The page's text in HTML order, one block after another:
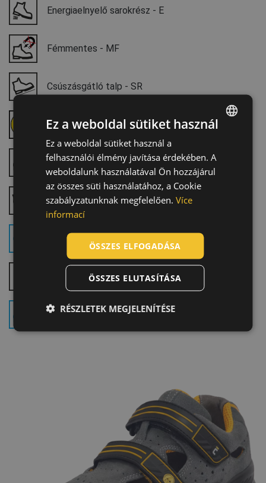
Energiaelnyelő sarokrész - E
Fémmentes - MF
Csúszásgátló talp - SR
ESD védelem - elektrosztatikus kisülés (EN
61340)
Légáteresztő felsőrész
Olaj-és üzemanyagálló talp - FO
Fémmentes átszúrás ellen védő köztalp - PL, PS
Antisztatikus lábbeli - A
Kompozit lábujjvédő - S
CZECH
HUNGARIAN
SLOVAK
GERMAN
Ez a weboldal sütiket használ
Ez a weboldal sütiket használ a
felhasználói élmény javítása érdekében. A
weboldalunk használatával Ön hozzájárul
az összes süti használatához, a Cookie
szabályzatunknak megfelelően. Více
informací
ÖSSZES ELFOGADÁSA
ÖSSZES ELUTASÍTÁSA
RÉSZLETEK MEGJELENÍTÉSE